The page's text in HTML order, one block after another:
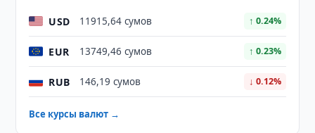
USD 11915,64 сумов ↑ 0.24%
EUR 13749,46 сумов ↑ 0.23%
RUB 146,19 сумов ↓ 0.12%
Все курсы валют →